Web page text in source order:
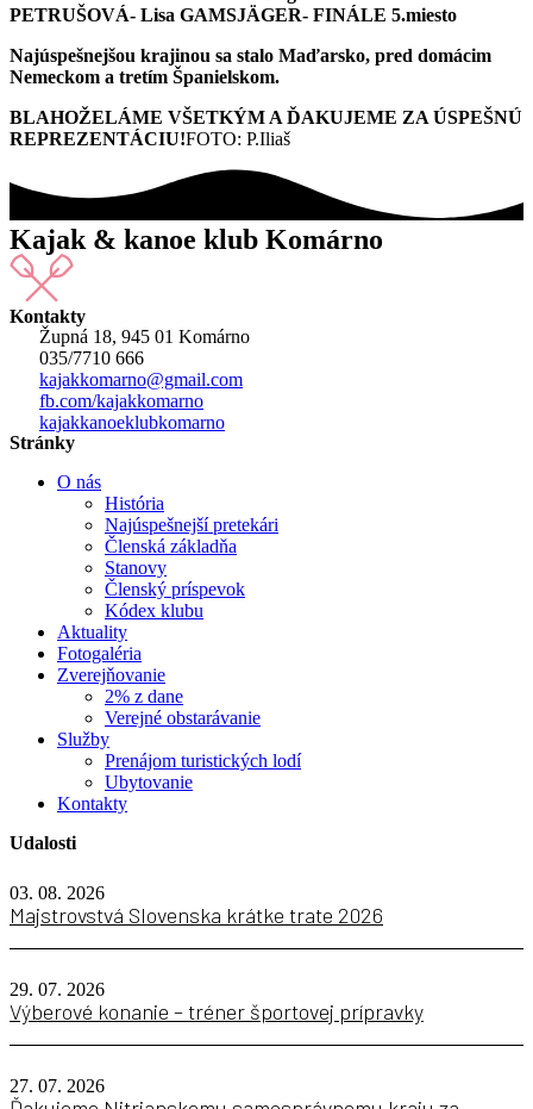
PETRUŠOVÁ- Lisa GAMSJÄGER- FINÁLE 5.miesto
Najúspešnejšou krajinou sa stalo Maďarsko, pred domácim
Nemeckom a tretím Španielskom.
BLAHOŽELÁME VŠETKÝM A ĎAKUJEME ZA ÚSPEŠNÚ
REPREZENTÁCIU!FOTO: P.Iliaš
Kajak & kanoe klub Komárno
Kontakty
Župná 18, 945 01 Komárno
035/7710 666
kajakkomarno@gmail.com
fb.com/kajakkomarno
kajakkanoeklubkomarno
Stránky
O nás
História
Najúspešnejší pretekári
Členská základňa
Stanovy
Členský príspevok
Kódex klubu
Aktuality
Fotogaléria
Zverejňovanie
2% z dane
Verejné obstarávanie
Služby
Prenájom turistických lodí
Ubytovanie
Kontakty
Udalosti
03. 08. 2026
Majstrovstvá Slovenska krátke trate 2026
29. 07. 2026
Výberové konanie – tréner športovej prípravky
27. 07. 2026